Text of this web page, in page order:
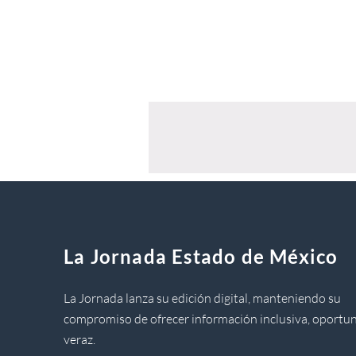
La Jornada Estado de México
La Jornada lanza su edición digital, manteniendo su
compromiso de ofrecer información inclusiva,
veraz.